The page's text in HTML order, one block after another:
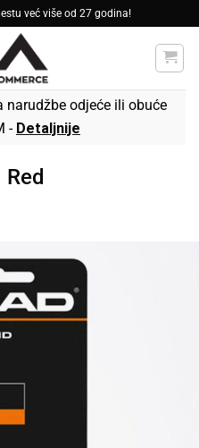
već više od 27 godina!
narudžbe odjeće ili obuće
- Detaljnije